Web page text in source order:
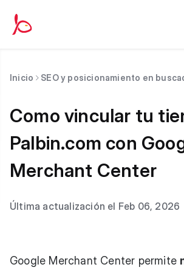
Inicio SEO y posicionamiento en
Como vincular tu
Palbin.com con
Merchant Center
Última actualización el Feb 06, 2026
Google Merchant Center permite